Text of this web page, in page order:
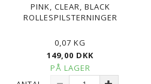
PINK, CLEAR, BLACK
ROLLESPILSTERNINGER
0,07 KG
149,00 DKK
PÅ LAGER